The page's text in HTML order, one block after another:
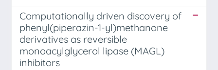
Computationally driven discovery of
phenyl(piperazin-1-yl)methanone
derivatives as reversible
monoacylglycerol lipase (MAGL)
inhibitors